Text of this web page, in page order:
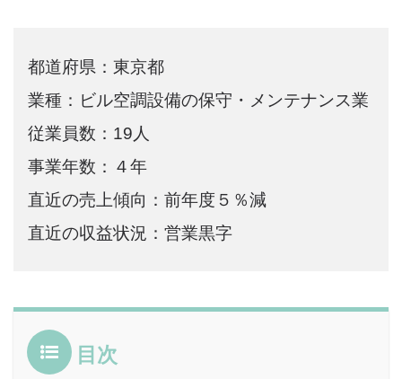
都道府県：東京都
業種：ビル空調設備の保守・メンテナンス業
従業員数：19人
事業年数：４年
直近の売上傾向：前年度５％減
直近の収益状況：営業黒字
目次